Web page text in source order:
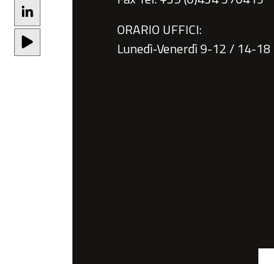
ORARIO UFFICI:
Lunedì-Venerdì 9-12 / 14-18